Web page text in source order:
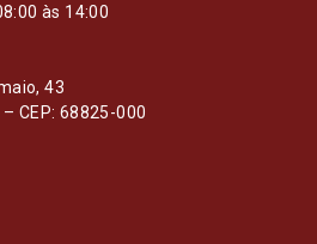
às 14:00
43
CEP: 68825-000